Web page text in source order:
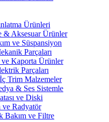
Ürünleri
& Aksesuar Ürünler
ve Süspansiyon
Parçaları
Kaporta Ürünler
Parçaları
Trim Malzemeler
& Ses Sistemle
ve Diski
ve Radyatör
Bakım ve Filtre